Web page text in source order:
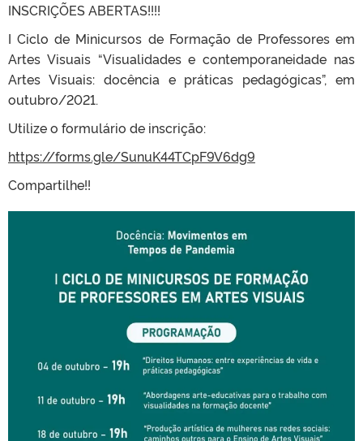
INSCRIÇÕES ABERTAS!!!!
I Ciclo de Minicursos de Formação de Professores em
Artes Visuais “Visualidades e contemporaneidade nas
Artes Visuais: docência e práticas pedagógicas”, em
outubro/2021.
Utilize o formulário de inscrição:
https://forms.gle/SunuK44TCpF9V6dg9
Compartilhe!!